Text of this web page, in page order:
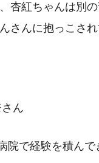
杏紅ちゃんは別
さんに抱っこさ
ん
院で経験を積んで